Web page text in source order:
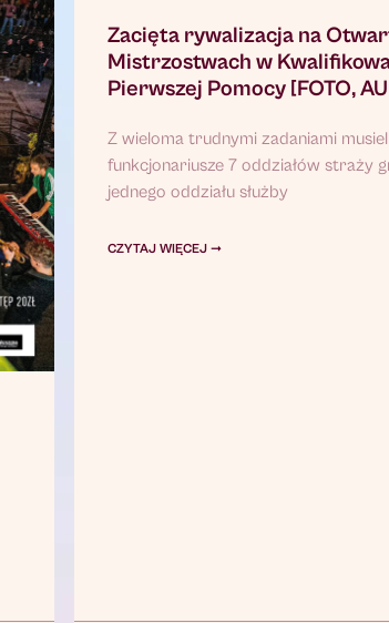
Zacięta rywalizacja na
Mistrzostwach w
Pierwszej Pomocy [FOTO,
Z wieloma trudnymi zadaniami
funkcjonariusze 7 oddziałów straży
jednego oddziału służby
CZYTAJ WIĘCEJ ➞